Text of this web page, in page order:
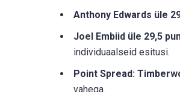
Anthony Edwards üle
Joel Embiid üle 29,5
individuaalseid esitusi.
Point Spread:
vahega.